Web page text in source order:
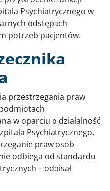
Psychiatrycznego w
odstępach
potrzeb pacjentów.
przestrzegania praw
w oparciu o działalność
Psychiatrycznego,
praw osób
odbiega od standardu
– odpisał